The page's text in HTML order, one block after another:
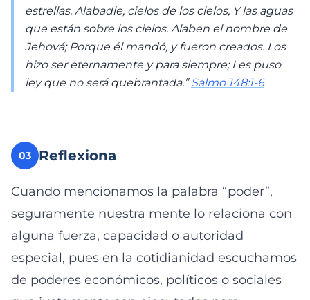
estrellas. Alabadle, cielos de los cielos, Y las aguas
que están sobre los cielos. Alaben el nombre de
Jehová; Porque él mandó, y fueron creados. Los
hizo ser eternamente y para siempre; Les puso
ley que no será quebrantada.”Salmo 148:1-6
03 Reflexiona
Cuando mencionamos la palabra “poder”,
seguramente nuestra mente lo relaciona con
alguna fuerza, capacidad o autoridad
especial, pues en la cotidianidad escuchamos
de poderes económicos, políticos o sociales